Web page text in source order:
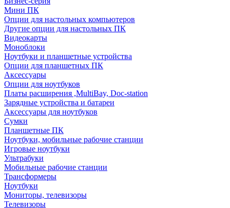
Мини ПК
Опции для настольных компьютеров
Другие опции для настольных ПК
Видеокарты
Моноблоки
Ноутбуки и планшетные устройства
Опции для планшетных ПК
Аксессуары
Опции для ноутбуков
Платы расширения ,MultiBay, Doc-station
Зарядные устройства и батареи
Аксессуары для ноутбуков
Сумки
Планшетные ПК
Ноутбуки, мобильные рабочие станции
Игровые ноутбуки
Ультрабуки
Мобильные рабочие станции
Трансформеры
Ноутбуки
Мониторы, телевизоры
Телевизоры